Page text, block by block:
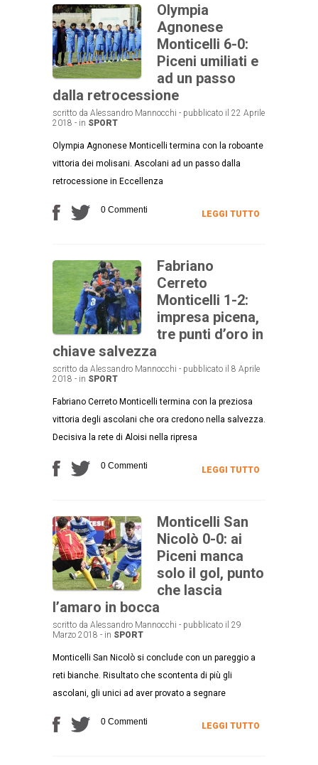
Olympia
Agnonese
Monticelli 6-0:
Piceni umiliati e
ad un passo
dalla retrocessione
scritto da Alessandro Mannocchi - pubblicato il 22 Aprile
2018 - in SPORT
Olympia Agnonese Monticelli termina con la roboante
vittoria dei molisani. Ascolani ad un passo dalla
retrocessione in Eccellenza
0 Commenti LEGGI TUTTO
Fabriano
Cerreto
Monticelli 1-2:
impresa picena,
tre punti d’oro in
chiave salvezza
scritto da Alessandro Mannocchi - pubblicato il 8 Aprile
2018 - in SPORT
Fabriano Cerreto Monticelli termina con la preziosa
vittoria degli ascolani che ora credono nella salvezza.
Decisiva la rete di Aloisi nella ripresa
0 Commenti LEGGI TUTTO
Monticelli San
Nicolò 0-0: ai
Piceni manca
solo il gol, punto
che lascia
l’amaro in bocca
scritto da Alessandro Mannocchi - pubblicato il 29
Marzo 2018 - in SPORT
Monticelli San Nicolò si conclude con un pareggio a
reti bianche. Risultato che scontenta di più gli
ascolani, gli unici ad aver provato a segnare
0 Commenti LEGGI TUTTO